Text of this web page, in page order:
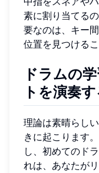
素に割り当てる
要なのは、キー
位置を見つけるこ
ドラムの
トを演奏す
理論は素晴らし
きに起こります
し、初めてのド
れは、あなたが